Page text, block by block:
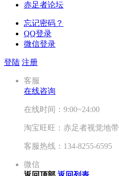
赤足者论坛
忘记密码？
QQ登录
微信登录
登陆 注册
客服
在线咨询
在线时间：9:00~24:00
淘宝旺旺：赤足者视觉地带
客服热线：134-8255-6595
微信